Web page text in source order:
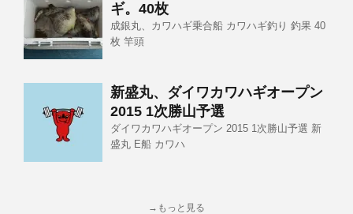
ギ。40枚
成銀丸、カワハギ乗合船 カワハギ釣り 釣果 40
枚 竿頭
新盛丸、ダイワカワハギオープン
2015 1次勝山予選
ダイワカワハギオープン 2015 1次勝山予選 新
盛丸 E船 カワハ
→もっと見る